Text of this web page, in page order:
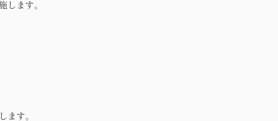
します。
ます。